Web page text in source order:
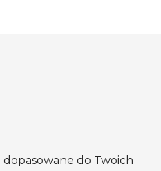
dopasowane do Twoich